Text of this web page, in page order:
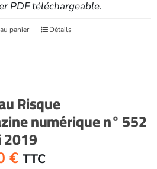
PDF téléchargeable.
panier Détails
Risque
numérique n° 552
€ TTC